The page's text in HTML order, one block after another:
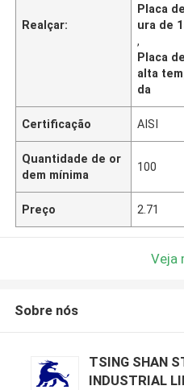
Realçar:
Placa
ura de
,
Placa
alta
da
Certificação AISI
Quantidade de or
dem mínima
100
Preço 2.71
Veja
Sobre nós
TSING SHAN
INDUSTRIAL